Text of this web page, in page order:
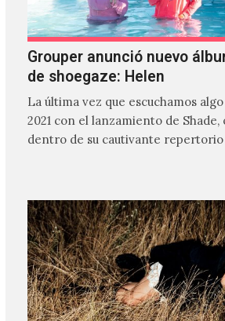
Grouper anunció nuevo
de shoegaze: Helen
La última vez que escuchamos
2021 con el lanzamiento de
dentro de su cautivante repertorio